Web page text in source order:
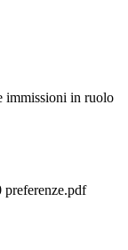
immissioni in ruolo